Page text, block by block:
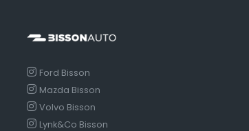
Ford Bisson
Mazda Bisson
Volvo Bisson
Lynk&Co Bisson